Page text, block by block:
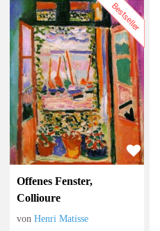
Bestseller
Offenes Fenster,
Collioure
vonHenri Matisse